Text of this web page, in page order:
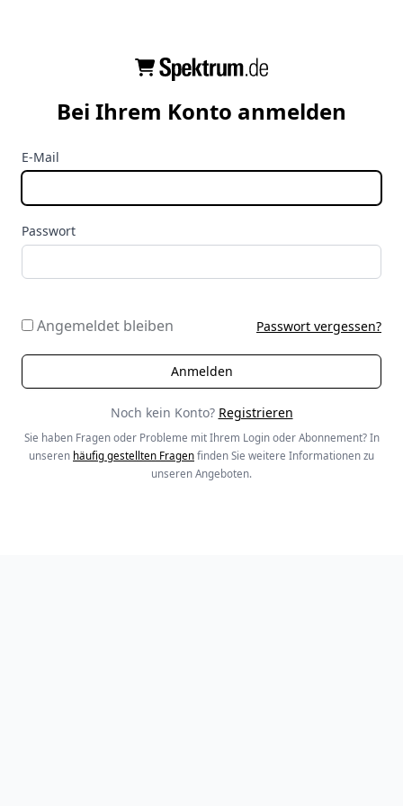
Bei Ihrem Konto anmelden
E-Mail
Passwort
Angemeldet bleiben Passwort vergessen?
Noch kein Konto? Registrieren
Sie haben Fragen oder Probleme mit Ihrem Login oder Abonnement? In
unseren häufig gestellten Fragen finden Sie weitere Informationen zu
unseren Angeboten.